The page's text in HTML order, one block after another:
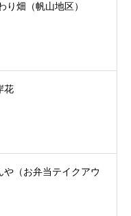
り畑（帆山地区）
花
や（お弁当テイクアウ